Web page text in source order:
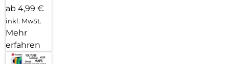
ab 4,99 €
inkl. MwSt.
Mehr
erfahren